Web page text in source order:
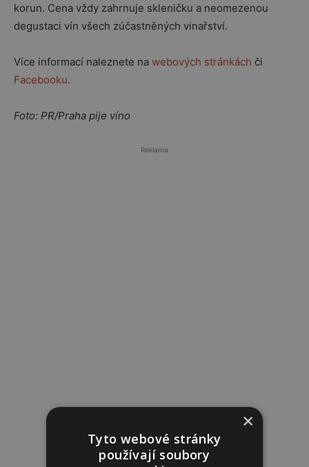
korun. Cena vždy zahrnuje skleničku a neomezenou
degustaci vín všech zúčastněných vinařství.
Více informací naleznete na webových stránkách či
Facebooku.
Foto: PR/Praha pije víno
Reklama
×
Tyto webové stránky
používají soubory